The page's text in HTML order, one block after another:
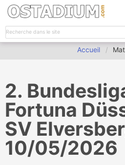
Accueil
2.
Fortuna
SV
10/05/2026